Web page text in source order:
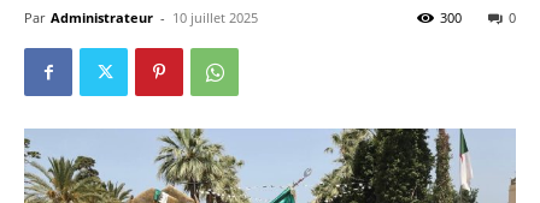
Par Administrateur - 10 juillet 2025 0
300